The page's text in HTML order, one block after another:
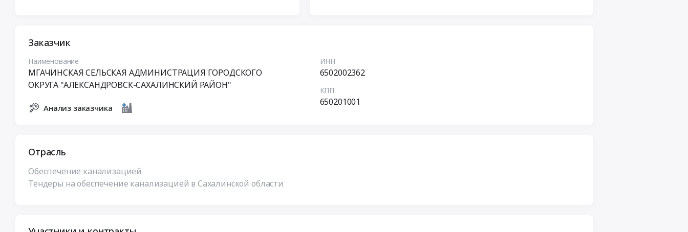
Заказчик
Наименование
МГАЧИНСКАЯ СЕЛЬСКАЯ АДМИНИСТРАЦИЯ ГОРОДСКОГО
ОКРУГА "АЛЕКСАНДРОВСК-САХАЛИНСКИЙ РАЙОН"
Анализ заказчика
ИНН
6502002362
КПП
650201001
Отрасль
Обеспечение канализацией
Тендеры на обеспечение канализацией в Сахалинской области